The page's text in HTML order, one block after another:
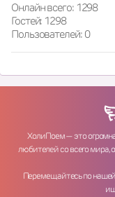
Онлайн всего: 1298
Гостей: 1298
Пользователей: 0
ХолиПоем — это
любителей со всего мира,
Перемещайтесь по нашей